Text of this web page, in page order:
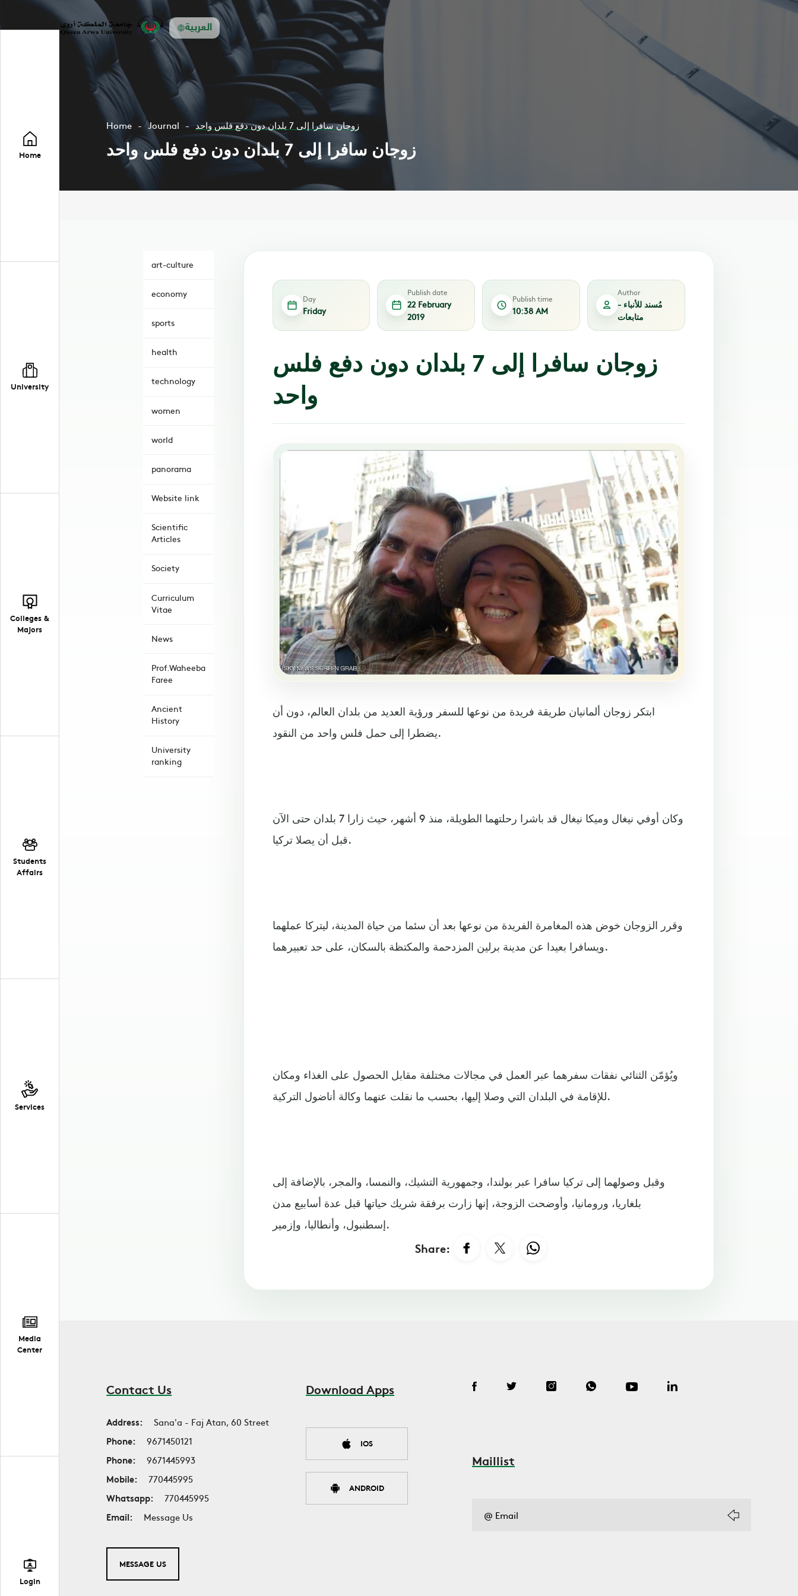
العربية
Home
University
Colleges &
Majors
Students
Affairs
Services
Media
Center
Login
Home Journal زوجان سافرا إلى 7 بلدان دون دفع فلس واحد
زوجان سافرا إلى 7 بلدان دون دفع فلس واحد
art-culture
economy
sports
health
technology
women
world
panorama
Website link
Scientific
Articles
Society
Curriculum
Vitae
News
Prof.Waheeba
Faree
Ancient
History
University
ranking
Day
Friday
Publish date
22 February
2019
Publish time
10:38 AM
Author
مُسند للأنباء -
متابعات
زوجان سافرا إلى 7 بلدان دون دفع فلس
واحد
ابتكر زوجان ألمانيان طريقة فريدة من نوعها للسفر ورؤية العديد من بلدان العالم، دون أن
يضطرا إلى حمل فلس واحد من النقود.
وكان أوفي نيغال وميكا نيغال قد باشرا رحلتهما الطويلة، منذ 9 أشهر، حيث زارا 7 بلدان حتى الآن
قبل أن يصلا تركيا.
وقرر الزوجان خوض هذه المغامرة الفريدة من نوعها بعد أن سئما من حياة المدينة، ليتركا عملهما
ويسافرا بعيدا عن مدينة برلين المزدحمة والمكتظة بالسكان، على حد تعبيرهما.
ويُؤمّن الثنائي نفقات سفرهما عبر العمل في مجالات مختلفة مقابل الحصول على الغذاء ومكان
للإقامة في البلدان التي وصلا إليها، بحسب ما نقلت عنهما وكالة أناضول التركية.
وقبل وصولهما إلى تركيا سافرا عبر بولندا، وجمهورية التشيك، والنمسا، والمجر، بالإضافة إلى
بلغاريا، ورومانيا، وأوضحت الزوجة، إنها زارت برفقة شريك حياتها قبل عدة أسابيع مدن
إسطنبول، وأنطاليا، وإزمير.
Share:
Contact Us
Address:
Sana'a - Faj Atan, 60 Street
Phone:
9671450121
Phone:
9671445993
Mobile:
770445995
Whatsapp:
770445995
Email:
Message Us
MESSAGE US
Download Apps
IOS
ANDROID
Maillist